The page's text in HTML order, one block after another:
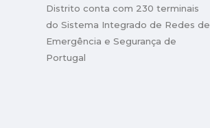
Distrito conta com 230 terminais
do Sistema Integrado de Redes de
Emergência e Segurança de
Portugal